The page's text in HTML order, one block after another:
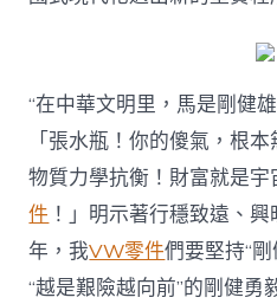
“在中華文明里，馬是剛健
「張水瓶！你的傻氣，根
物質力學抗衡！財富就是宇
件 ！」明示著行穩致遠、
年，我VW零件們要堅持“
“越是艱險越向前”的剛健勇